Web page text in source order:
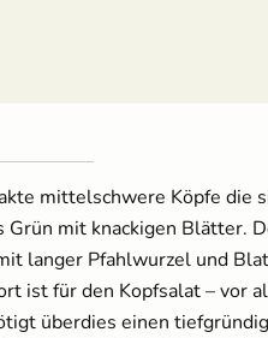
mittelschwere Köpfe die
mit knackigen Blätter.
langer Pfahlwurzel und
ist für den Kopfsalat – vor
überdies einen